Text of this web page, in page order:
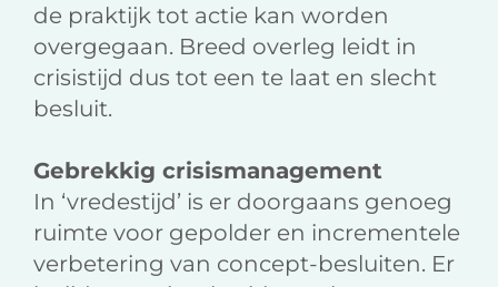
de praktijk tot actie kan worden
overgegaan. Breed overleg leidt in
crisistijd dus tot een te laat en slecht
besluit.
Gebrekkig crisismanagement
In ‘vredestijd’ is er doorgaans genoeg
ruimte voor gepolder en incrementele
verbetering van concept-besluiten. Er